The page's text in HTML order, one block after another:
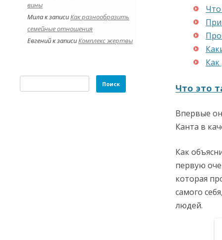
вины
Милак записиКак разнообразить
семейные отношения
Евгенийк записиКомплекс жертвы
Найти:
Что
Как
Что это
Впервые
Канта в
Как
первую
которая
самого
людей.